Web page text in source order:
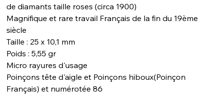
de diamants taille roses (circa 1900)
Magnifique et rare travail Français de la fin du 19ème
siècle
Taille : 25 x 10,1 mm
Poids : 5,55 gr
Micro rayures d'usage
Poinçons tête d'aigle et Poinçons hiboux(Poinçon
Français) et numérotée 86